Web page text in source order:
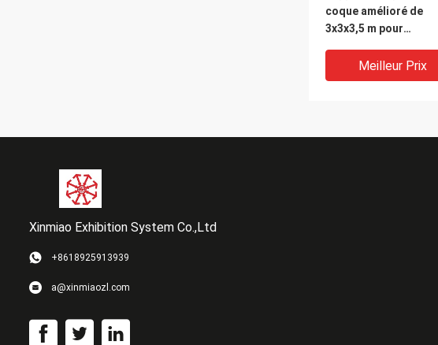
coque amélioré de
3x3x3,5 m pour
fournisseur de stand
système Octanorm et
Meilleur Prix
Xinmiao Exhibition System Co.,Ltd
+8618925913939
a@xinmiaozl.com